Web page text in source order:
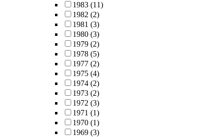
1983 (11)
1982 (2)
1981 (3)
1980 (3)
1979 (2)
1978 (5)
1977 (2)
1975 (4)
1974 (2)
1973 (2)
1972 (3)
1971 (1)
1970 (1)
1969 (3)